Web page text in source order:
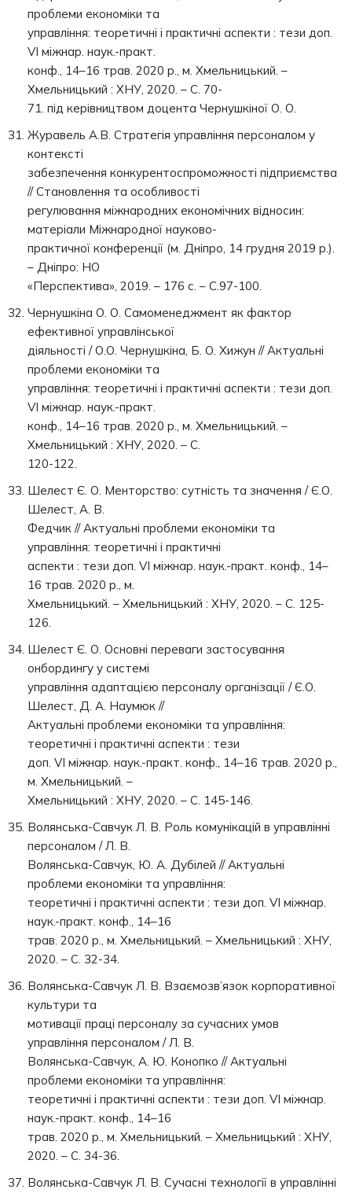
проблеми економіки та
управління: теоретичні і практичні аспекти : тези доп.
VI міжнар. наук.-практ.
конф., 14–16 трав. 2020 р., м. Хмельницький. –
Хмельницький : ХНУ, 2020. – С. 70-
71. під керівництвом доцента Чернушкіної О. О.
Журавель А.В. Стратегія управління персоналом у
контексті
забезпечення конкурентоспроможності підприємства
// Становлення та особливості
регулювання міжнародних економічних відносин:
матеріали Міжнародної науково-
практичної конференції (м. Дніпро, 14 грудня 2019 р.).
– Дніпро: НО
«Перспектива», 2019. – 176 с. – С.97-100.
Чернушкіна О. О. Самоменеджмент як фактор
ефективної управлінської
діяльності / О.О. Чернушкіна, Б. О. Хижун // Актуальні
проблеми економіки та
управління: теоретичні і практичні аспекти : тези доп.
VI міжнар. наук.-практ.
конф., 14–16 трав. 2020 р., м. Хмельницький. –
Хмельницький : ХНУ, 2020. – С.
120-122.
Шелест Є. О. Менторство: сутність та значення / Є.О.
Шелест, А. В.
Федчик // Актуальні проблеми економіки та
управління: теоретичні і практичні
аспекти : тези доп. VI міжнар. наук.-практ. конф., 14–
16 трав. 2020 р., м.
Хмельницький. – Хмельницький : ХНУ, 2020. – С. 125-
126.
Шелест Є. О. Основні переваги застосування
онбордингу у системі
управління адаптацією персоналу організації / Є.О.
Шелест, Д. А. Наумюк //
Актуальні проблеми економіки та управління:
теоретичні і практичні аспекти : тези
доп. VI міжнар. наук.-практ. конф., 14–16 трав. 2020 р.,
м. Хмельницький. –
Хмельницький : ХНУ, 2020. – С. 145-146.
Волянська-Савчук Л. В. Роль комунікацій в управлінні
персоналом / Л. В.
Волянська-Савчук, Ю. А. Дубілей // Актуальні
проблеми економіки та управління:
теоретичні і практичні аспекти : тези доп. VI міжнар.
наук.-практ. конф., 14–16
трав. 2020 р., м. Хмельницький. – Хмельницький : ХНУ,
2020. – С. 32-34.
Волянська-Савчук Л. В. Взаємозв’язок корпоративної
культури та
мотивації праці персоналу за сучасних умов
управління персоналом / Л. В.
Волянська-Савчук, А. Ю. Конопко // Актуальні
проблеми економіки та управління:
теоретичні і практичні аспекти : тези доп. VI міжнар.
наук.-практ. конф., 14–16
трав. 2020 р., м. Хмельницький. – Хмельницький : ХНУ,
2020. – С. 34-36.
Волянська-Савчук Л. В. Сучасні технології в управлінні